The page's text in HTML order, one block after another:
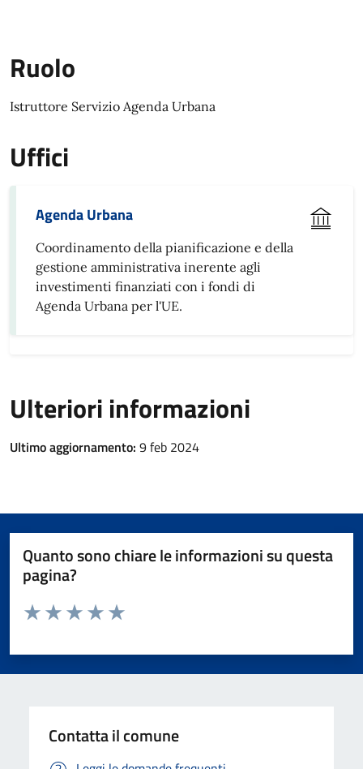
Ruolo
Istruttore Servizio Agenda Urbana
Uffici
Agenda Urbana
Coordinamento della pianificazione e della
gestione amministrativa inerente agli
investimenti finanziati con i fondi di
Agenda Urbana per l'UE.
Ulteriori informazioni
Ultimo aggiornamento: 9 feb 2024
Quanto sono chiare le informazioni su questa
pagina?
Valuta da 1 a 5 stelle la paginaValuta 4 stelle su 5
Valuta 3 stelle su 5
Valuta 2 stelle su 5
Valuta 1 stelle su 5
Contatta il comune